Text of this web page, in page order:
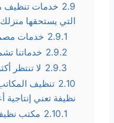
2.9 خدمات تنظيف
التي يستحقها منزلك
2.9.1 خدمات
2.9.2 خدماتنا
2.9.3 لا تنتظر
2.10 تنظيف
نظيفة تعني إنتاجية
2.10.1 مكتب